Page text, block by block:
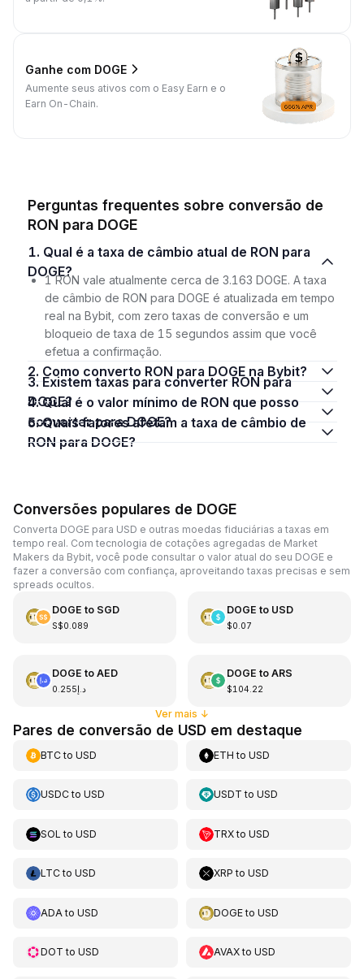
Ganhe com DOGE
Aumente seus ativos com o Easy Earn e o
Earn On-Chain.
Perguntas frequentes sobre conversão de
RON para DOGE
1. Qual é a taxa de câmbio atual de RON para
DOGE?
1 RON vale atualmente cerca de 3.163 DOGE. A taxa
de câmbio de RON para DOGE é atualizada em tempo
real na Bybit, com zero taxas de conversão e um
bloqueio de taxa de 15 segundos assim que você
efetua a confirmação.
2. Como converto RON para DOGE na Bybit?
3. Existem taxas para converter RON para
DOGE?
4. Qual é o valor mínimo de RON que posso
converter para DOGE?
5. Quais fatores afetam a taxa de câmbio de
RON para DOGE?
Conversões populares de DOGE
Converta DOGE para USD e outras moedas fiduciárias a taxas em
tempo real. Com tecnologia de cotações agregadas de Market
Makers da Bybit, você pode consultar o valor atual do seu DOGE e
fazer a conversão com confiança, aproveitando taxas precisas e sem
spreads ocultos.
DOGE to SGD
S$0.089
DOGE to USD
$0.07
DOGE to AED
د.إ0.255
DOGE to ARS
$104.22
Ver mais ↓
Pares de conversão de USD em destaque
BTCto USD ETH toUSD
USDCto USD USDT toUSD
SOL to USD TRXtoUSD
LTCto USD XRP toUSD
ADA to USD DOGEtoUSD
DOT to USD AVAXtoUSD